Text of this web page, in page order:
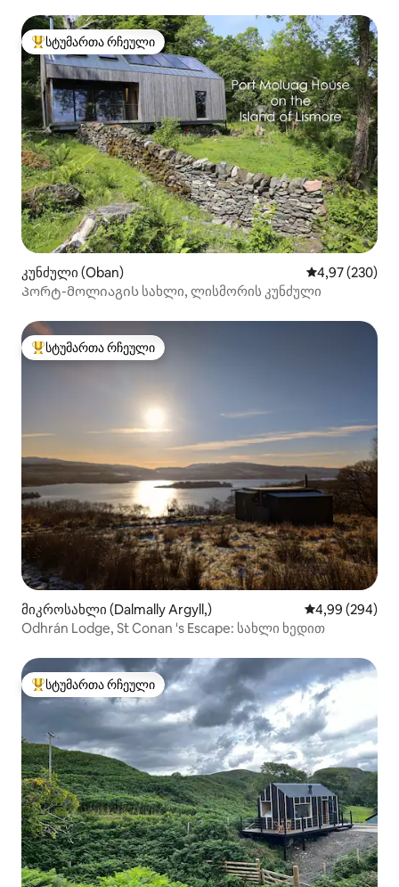
სტუმართა რჩეული მოწინავე ვარიანტი
სტუმართა რჩეული
კუნძული (Oban) საშუალო
4,97 (230)
Პორტ-მოლიაგის სახლი, ლისმორის კუნძული
სტუმართა რჩეული მოწინავე ვარიანტი
სტუმართა რჩეული
მიკროსახლი (Dalmally Argyll,) საშუალო
4,99 (294)
Odhrán Lodge, St Conan 's Escape: სახლი ხედით
სტუმართა რჩეული მოწინავე ვარიანტი
სტუმართა რჩეული